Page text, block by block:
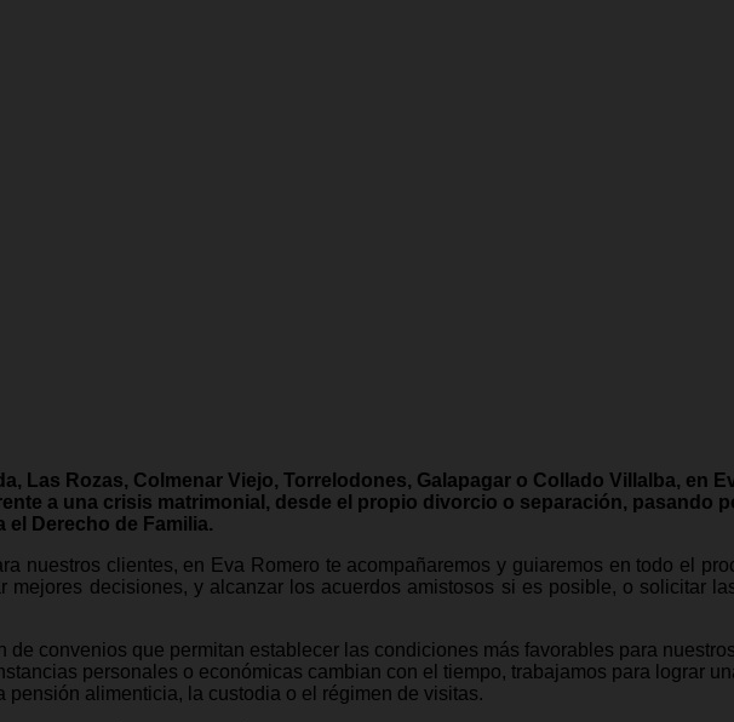
Las Rozas, Colmenar Viejo, Torrelodones, Galapagar o Collado Villalba, en
a una crisis matrimonial, desde el propio divorcio o separación, pasando
Derecho de Familia.
nuestros clientes, en Eva Romero te acompañaremos y guiaremos en todo el
decisiones, y alcanzar los acuerdos amistosos si es posible, o solicitar
convenios que permitan establecer las condiciones más favorables para
personales o económicas cambian con el tiempo, trabajamos para lograr
alimenticia, la custodia o el régimen de visitas.